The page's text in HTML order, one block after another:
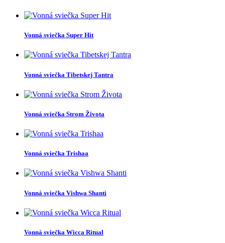
Vonná sviečka Super Hit
Vonná sviečka Tibetskej Tantra
Vonná sviečka Strom Života
Vonná sviečka Trishaa
Vonná sviečka Vishwa Shanti
Vonná sviečka Wicca Ritual